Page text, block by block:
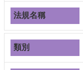
綜
合
會
議
紀